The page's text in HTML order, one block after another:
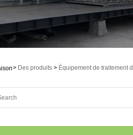
> Des produits > Équipement de traitement